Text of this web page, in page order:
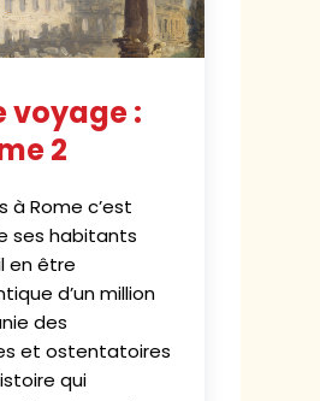
voyage :
2
à Rome c’est
ses habitants
en être
d’un million
des
et ostentatoires
qui